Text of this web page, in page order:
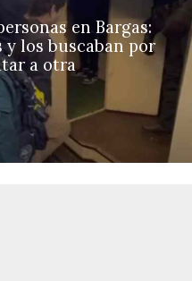
en Bargas:
los buscaban por
a otra